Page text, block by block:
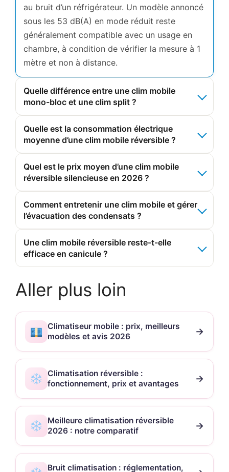
au bruit d’un réfrigérateur. Un modèle annoncé
sous les 53 dB(A) en mode réduit reste
généralement compatible avec un usage en
chambre, à condition de vérifier la mesure à 1
mètre et non à distance.
Quelle différence entre une clim mobile
mono-bloc et une clim split ?
Quelle est la consommation électrique
moyenne d’une clim mobile réversible ?
Quel est le prix moyen d’une clim mobile
réversible silencieuse en 2026 ?
Comment entretenir une clim mobile et gérer
l’évacuation des condensats ?
Une clim mobile réversible reste-t-elle
efficace en canicule ?
Aller plus loin
Climatiseur mobile : prix, meilleurs
modèles et avis 2026
→
Climatisation réversible :
fonctionnement, prix et avantages
→
Meilleure climatisation réversible
2026 : notre comparatif
→
Bruit climatisation : réglementation,